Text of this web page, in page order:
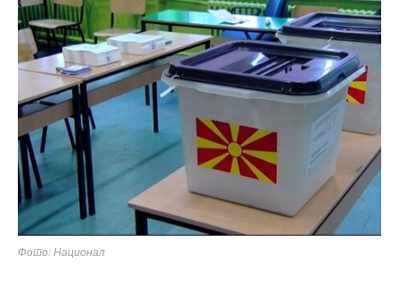
Фото: Национал